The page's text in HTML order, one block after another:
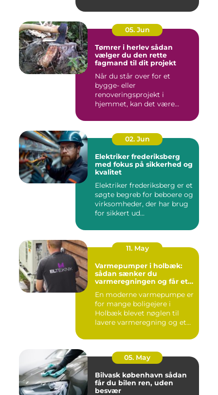
05. Jun
Tømrer i herlev sådan
vælger du den rette
fagmand til dit projekt
Når du står over for et
bygge- eller
renoveringsprojekt i
hjemmet, kan det være
02. Jun
Elektriker frederiksberg
med fokus på sikkerhed og
kvalitet
Elektriker frederiksberg er et
søgte begreb for beboere og
virksomheder, der har brug
for sikkert ud...
11. May
Varmepumper i holbæk:
sådan sænker du
varmeregningen og får et
En moderne varmepumpe er
for mange boligejere i
Holbæk blevet nøglen til
lavere varmeregning og et
05. May
Bilvask københavn sådan
får du bilen ren, uden
besvær